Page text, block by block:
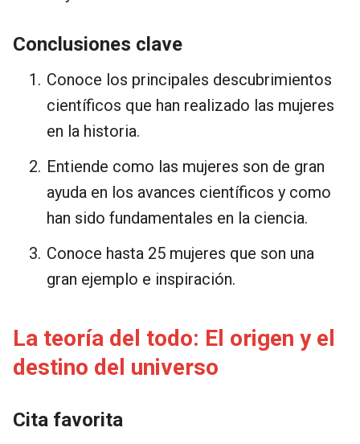
Conclusiones clave
Conoce los principales descubrimientos
científicos que han realizado las mujeres
en la historia.
Entiende como las mujeres son de gran
ayuda en los avances científicos y como
han sido fundamentales en la ciencia.
Conoce hasta 25 mujeres que son una
gran ejemplo e inspiración.
La teoría del todo: El origen y el
destino del universo
Cita favorita